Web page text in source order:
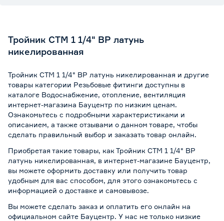
Тройник СТМ 1 1/4" ВР латунь
никелированная
Тройник СТМ 1 1/4" ВР латунь никелированная и другие
товары категории Резьбовые фитинги доступны в
каталоге Водоснабжение, отопление, вентиляция
интернет-магазина Бауцентр по низким ценам.
Ознакомьтесь с подробными характеристиками и
описанием, а также отзывами о данном товаре, чтобы
сделать правильный выбор и заказать товар онлайн.
Приобретая такие товары, как Тройник СТМ 1 1/4" ВР
латунь никелированная, в интернет-магазине Бауцентр,
вы можете оформить доставку или получить товар
удобным для вас способом, для этого ознакомьтесь с
информацией о доставке и самовывозе.
Вы можете сделать заказ и оплатить его онлайн на
официальном сайте Бауцентр. У нас не только низкие